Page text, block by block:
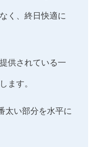
く、終日快適に
供されている一
ます。
太い部分を水平に